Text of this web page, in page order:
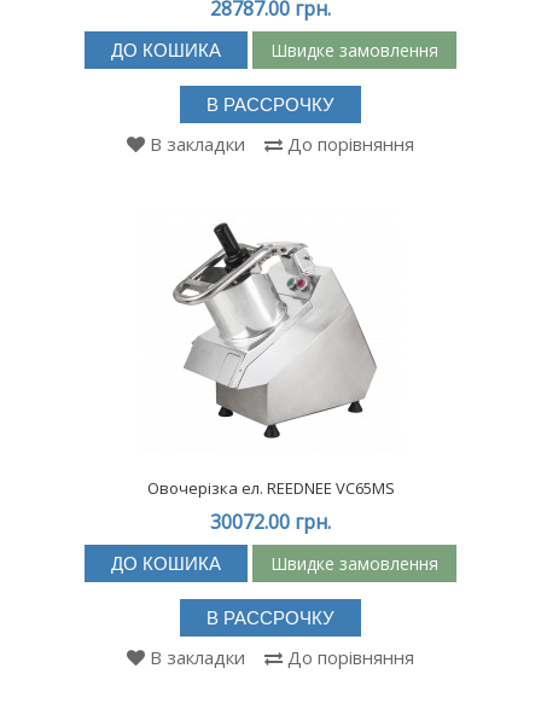
28787.00 грн.
ДО КОШИКА Швидке замовлення
В РАССРОЧКУ
В закладки До порівняння
Овочерізка ел. REEDNEE VC65MS
30072.00 грн.
ДО КОШИКА Швидке замовлення
В РАССРОЧКУ
В закладки До порівняння